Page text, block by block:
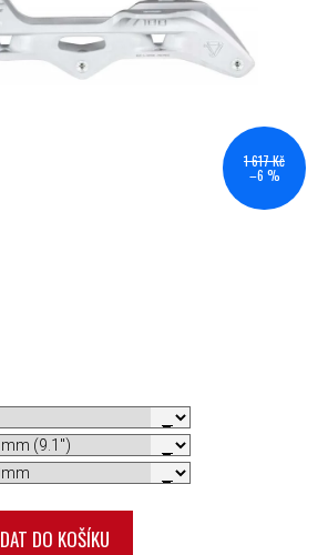
1 617 Kč
–6 %
DO KOŠÍKU